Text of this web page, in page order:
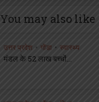
You may also like
उत्तर प्रदेश • गोंडा • स्वास्थ्य
मंडल के 52 लाख बच्चों...